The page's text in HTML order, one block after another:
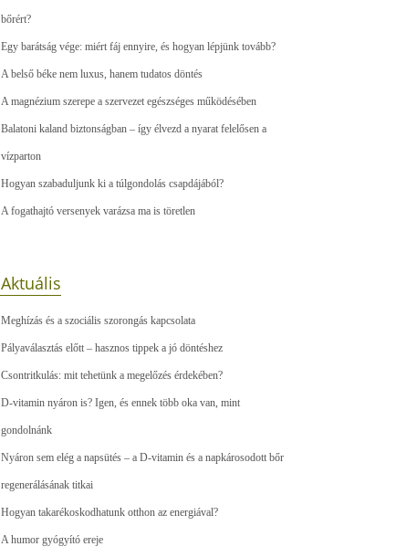
bőrért?
Egy barátság vége: miért fáj ennyire, és hogyan lépjünk tovább?
A belső béke nem luxus, hanem tudatos döntés
A magnézium szerepe a szervezet egészséges működésében
Balatoni kaland biztonságban – így élvezd a nyarat felelősen a
vízparton
Hogyan szabaduljunk ki a túlgondolás csapdájából?
A fogathajtó versenyek varázsa ma is töretlen
Aktuális
Meghízás és a szociális szorongás kapcsolata
Pályaválasztás előtt – hasznos tippek a jó döntéshez
Csontritkulás: mit tehetünk a megelőzés érdekében?
D-vitamin nyáron is? Igen, és ennek több oka van, mint
gondolnánk
Nyáron sem elég a napsütés – a D-vitamin és a napkárosodott bőr
regenerálásának titkai
Hogyan takarékoskodhatunk otthon az energiával?
A humor gyógyító ereje